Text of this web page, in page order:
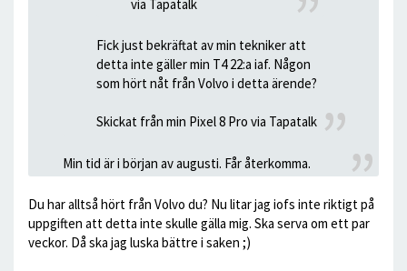
via Tapatalk
Fick just bekräftat av min tekniker att
detta inte gäller min T4 22:a iaf. Någon
som hört nåt från Volvo i detta ärende?
Skickat från min Pixel 8 Pro via Tapatalk
Min tid är i början av augusti. Får återkomma.
Du har alltså hört från Volvo du? Nu litar jag iofs inte riktigt på
uppgiften att detta inte skulle gälla mig. Ska serva om ett par
veckor. Då ska jag luska bättre i saken ;)